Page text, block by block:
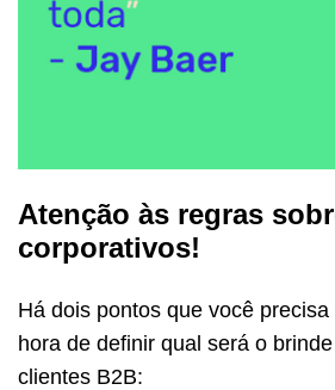
Atenção às regras
corporativos!
Há dois pontos que você
hora de definir qual será o
clientes B2B: